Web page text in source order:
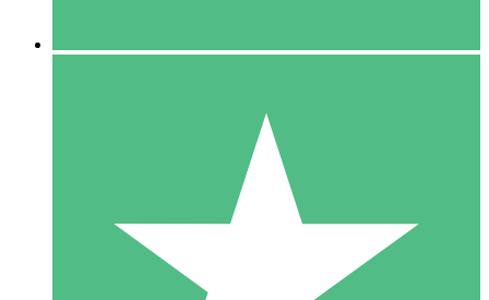
10 Téléchargements
20 00